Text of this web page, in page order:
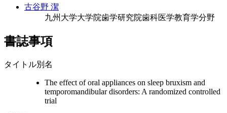
古谷野 潔
九州大学大学院歯学研究院歯科医学教育学分野
書誌事項
タイトル別名
The effect of oral appliances on sleep bruxism and
temporomandibular disorders: A randomized controlled
trial